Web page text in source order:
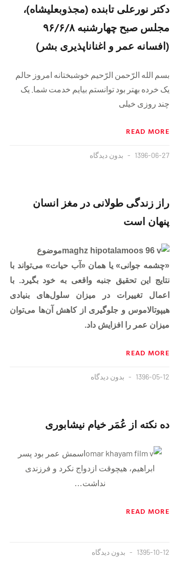
دکتر نورعلی تابنده (مجذوبعلیشاه)،
مجلس صبح چهارشنبه ۹۶/۶/۸
(افسانه عمر و اغناناپذیری بشر)
بسم الله الرّحمن الرّحیم خوشبختانه امروز حالم
یک خرده بهتر بود توانستم بیایم خدمت شما. یک
چند روزی خیلی
READ MORE
1396-06-27 بدون دیدگاه
راز زندگی طولانی در مغز انسان
پنهان است
موضوع
«چشمه جوانی» یا‌‌ همان «آب حیات» می‌تواند با
نتایج این تحقیق جنبه واقعی به خود بگیرد. با
اعمال تغییرات در میزان سلول‌های بنیادی
هیپوتالاموس و جلوگیری از کاهش آن‌ها می‌توان
میزان عمر را افزایش داد.
READ MORE
1396-05-12 بدون دیدگاه
ده نکته از عُمَر خیام نیشابوری
اسمش عمر بود پسر
ابراهیم، هیچوقت ازدواج نکرد و فرزندی
نداشت…
READ MORE
1395-10-12 بدون دیدگاه